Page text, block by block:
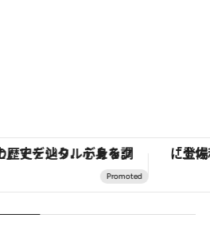
「星のや富士」でデジタルデトックス。冨士信仰の歴史を辿り、心身を調える。